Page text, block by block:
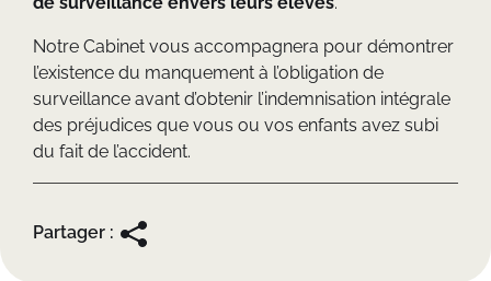
Notre Cabinet vous accompagnera pour démontrer
l’existence du manquement à l’obligation de
surveillance avant d’obtenir l’indemnisation intégrale
des préjudices que vous ou vos enfants avez subi
du fait de l’accident.
Partager :